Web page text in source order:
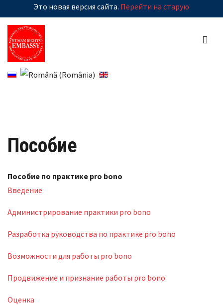
Это новая версия сайта. Перейти на старую
Пособие
Пособие по практике pro bono
Введение
Администрирование практики pro bono
Разработка руководства по практике pro bono
Возможности для работы pro bono
Продвижение и признание работы pro bono
Оценка